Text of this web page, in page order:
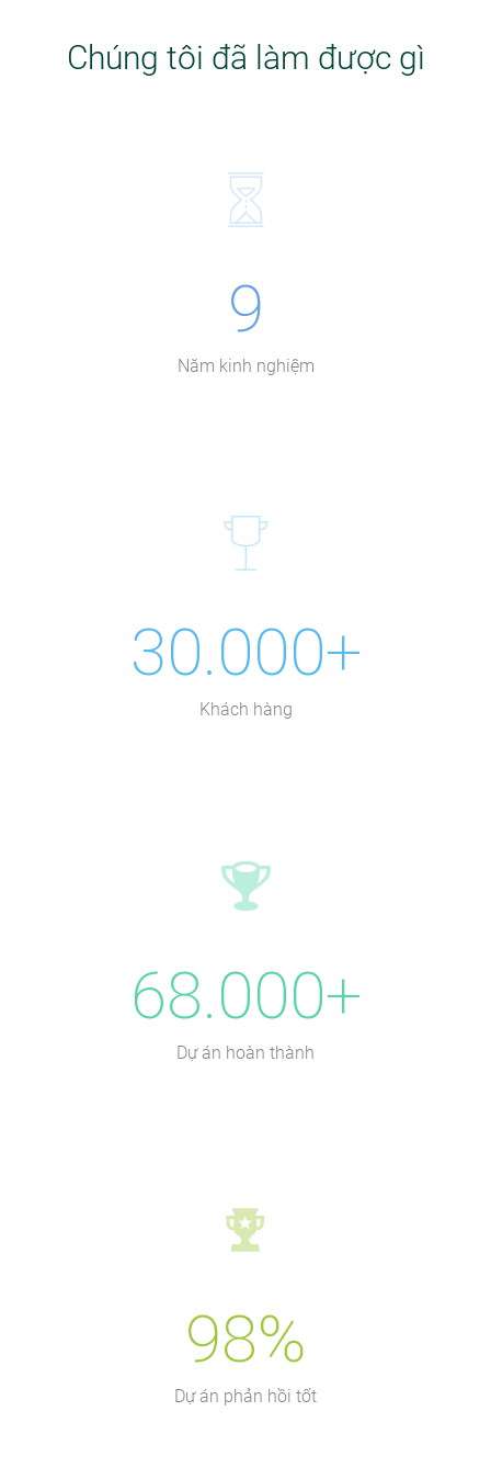
Chúng tôi đã làm được gì
9
Năm kinh nghiệm
30.000+
Khách hàng
68.000+
Dự án hoàn thành
98%
Dự án phản hồi tốt